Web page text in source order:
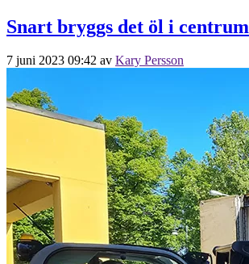
Snart bryggs det öl i centrum
7 juni 2023 09:42 av Kary Persson